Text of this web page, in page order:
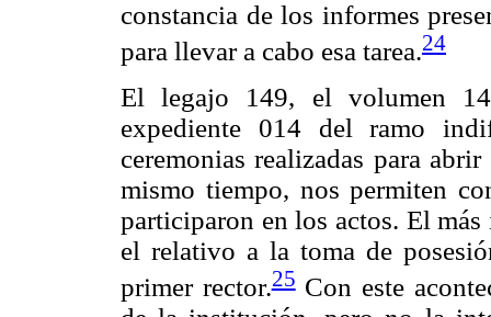
constancia de los informes
para llevar a cabo esa tarea.24
El legajo 149, el volumen
expediente 014 del ramo
ceremonias realizadas para
mismo tiempo, nos permiten
participaron en los actos. El
el relativo a la toma de
primer rector.25Con este